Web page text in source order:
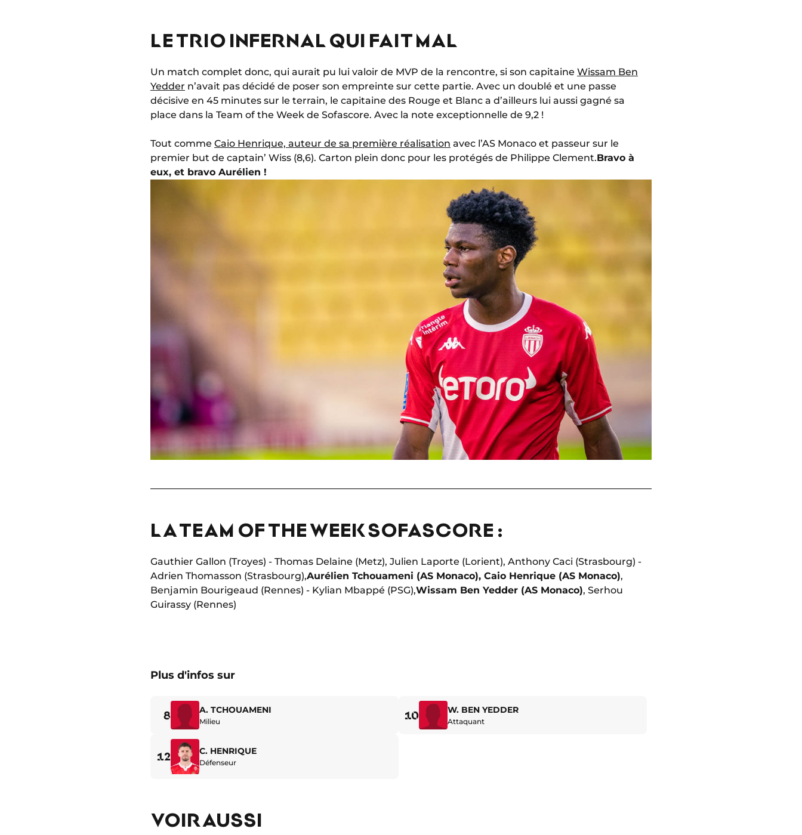
LE TRIO INFERNAL QUI FAIT MAL
Un match complet donc, qui aurait pu lui valoir de MVP de la rencontre, si son capitaine Wissam Ben
Yedder n’avait pas décidé de poser son empreinte sur cette partie. Avec un doublé et une passe
décisive en 45 minutes sur le terrain, le capitaine des Rouge et Blanc a d’ailleurs lui aussi gagné sa
place dans la Team of the Week de Sofascore. Avec la note exceptionnelle de 9,2 !
Tout comme Caio Henrique, auteur de sa première réalisation avec l’AS Monaco et passeur sur le
premier but de captain’ Wiss (8,6). Carton plein donc pour les protégés de Philippe Clement.Bravo à
eux, et bravo Aurélien !
LA TEAM OF THE WEEK SOFASCORE :
Gauthier Gallon (Troyes) - Thomas Delaine (Metz), Julien Laporte (Lorient), Anthony Caci (Strasbourg) -
Adrien Thomasson (Strasbourg),Aurélien Tchouameni (AS Monaco), Caio Henrique (AS Monaco),
Benjamin Bourigeaud (Rennes) - Kylian Mbappé (PSG),Wissam Ben Yedder (AS Monaco), Serhou
Guirassy (Rennes)
Plus d'infos sur
8 A. TCHOUAMENI
Milieu 10 W. BEN YEDDER
Attaquant
12 C. HENRIQUE
Défenseur
VOIR AUSSI